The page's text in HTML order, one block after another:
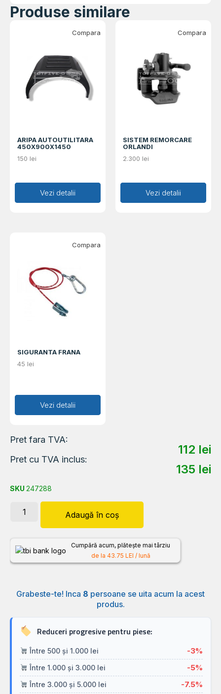
Produse similare
ARIPA AUTOUTILITARA
450X900X1450
150 lei
Adaugă în coș
Vezi detalii
Compara
SISTEM REMORCARE
ORLANDI
2.300 lei
Adaugă în coș
Vezi detalii
Compara
SIGURANTA FRANA
45 lei
Adaugă în coș
Vezi detalii
Compara
Pret fara TVA:
112 lei
Pret cu TVA inclus:
135 lei
SKU 247288
Adaugă în coș
Cumpără acum, plătește mai târziu
de la 43.75 LEI / lună
Grabeste-te! Inca 8 persoane se uita acum la acest
produs.
Reduceri progresive pentru piese:
Între 500 și 1.000 lei -3%
Între 1.000 și 3.000 lei -5%
Între 3.000 și 5.000 lei -7.5%